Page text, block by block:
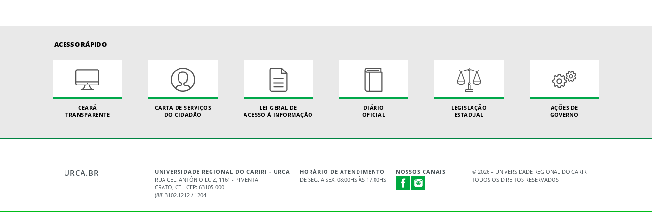
ACESSO RÁPIDO
CEARÁ
TRANSPARENTE
CARTA DE SERVIÇOS
DO CIDADÃO
LEI GERAL DE
ACESSO À INFORMAÇÃO
DIÁRIO
OFICIAL
LEGISLAÇÃO
ESTADUAL
AÇÕES DE
GOVERNO
URCA.BR
UNIVERSIDADE REGIONAL DO CARIRI - URCA
RUA CEL. ANTÔNIO LUIZ, 1161 - PIMENTA
CRATO, CE - CEP: 63105-000
(88) 3102.1212 / 1204
HORÁRIO DE ATENDIMENTO
DE SEG. A SEX. 08:00HS ÀS 17:00HS
NOSSOS CANAIS © 2026 – UNIVERSIDADE REGIONAL DO CARIRI
TODOS OS DIREITOS RESERVADOS